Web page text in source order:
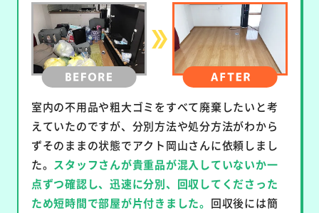
室内の不用品や粗大ゴミをすべて廃棄したいと考
えていたのですが、分別方法や処分方法がわから
ずそのままの状態でアクト岡山さんに依頼しまし
た。 スタッフさんが貴重品が混入していないか一
点ずつ確認し、迅速に分別、回収してくださった
ため短時間で部屋が片付きました。 回収後には簡